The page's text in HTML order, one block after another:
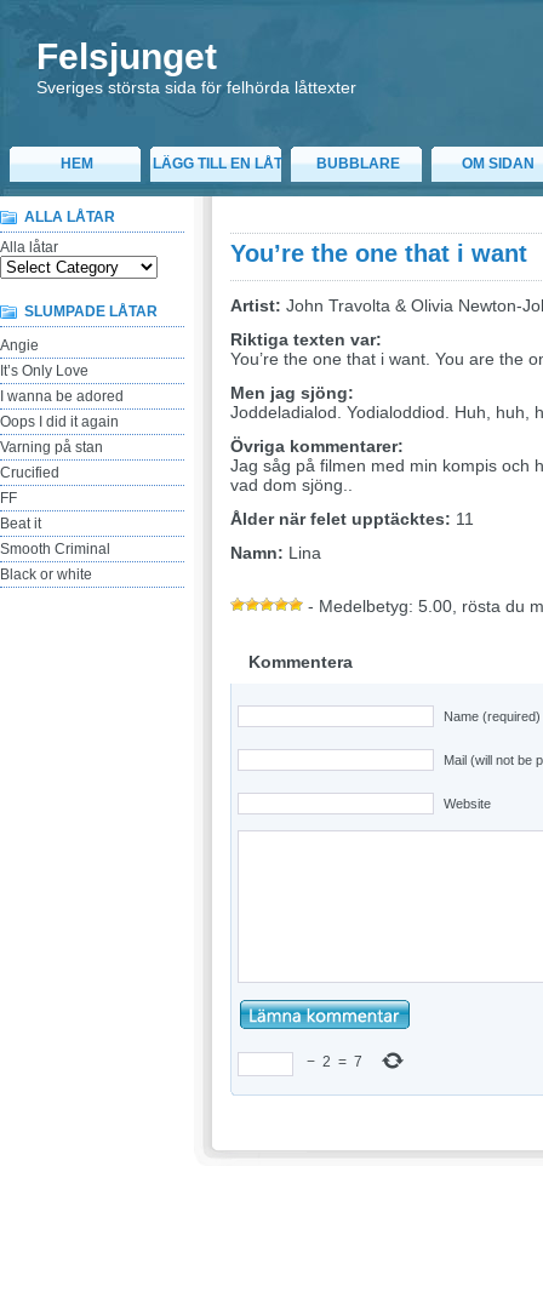
Felsjunget
Sveriges största sida för felhörda låttexter
HEM LÄGG TILL EN LÅT BUBBLARE OM SIDAN
ALLA LÅTAR
Alla låtar
SLUMPADE LÅTAR
Angie
It’s Only Love
I wanna be adored
Oops I did it again
Varning på stan
Crucified
FF
Beat it
Smooth Criminal
Black or white
You’re the one that i want
Artist: John Travolta & Olivia Newton-
Riktiga texten var:
You’re the one that i want. You are the
Men jag sjöng:
Joddeladialod. Yodialoddiod. Huh, huh,
Övriga kommentarer:
Jag såg på filmen med min kompis och
vad dom sjöng..
Ålder när felet upptäcktes: 11
Namn: Lina
- Medelbetyg: 5.00, rösta du
Kommentera
Name (required)
Mail (will not be
Website
− 2 = 7